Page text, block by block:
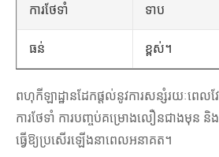
ការថែទាំ ទាប
ធន់ ខ្ពស់។
ពហុកីឡាដ្ឋានដែកផ្តល់នូវការសន្សំរយៈពេលវ
ការថែទាំ ការបញ្ចប់គម្រោងលឿនជាងមុន និ
ធ្វើឱ្យប្រសើរឡើងនាពេលអនាគត។